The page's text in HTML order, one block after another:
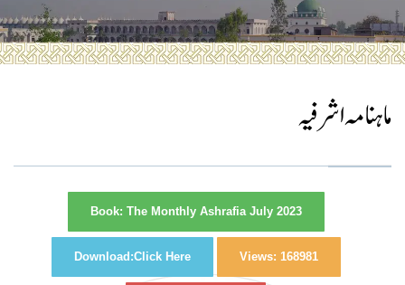
ماہنامہ اشرفیہ
Book:The Monthly Ashrafia July 2023
Download:Click Here Views:168981